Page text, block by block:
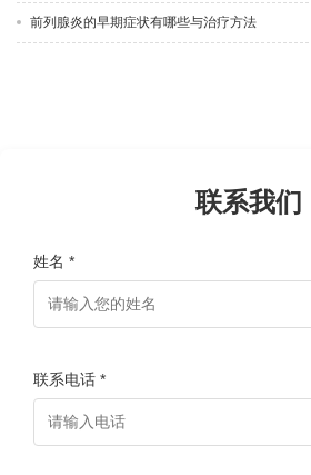
前列腺炎的早期症状有哪些与治疗方法
联系我们
姓名 *
联系电话 *